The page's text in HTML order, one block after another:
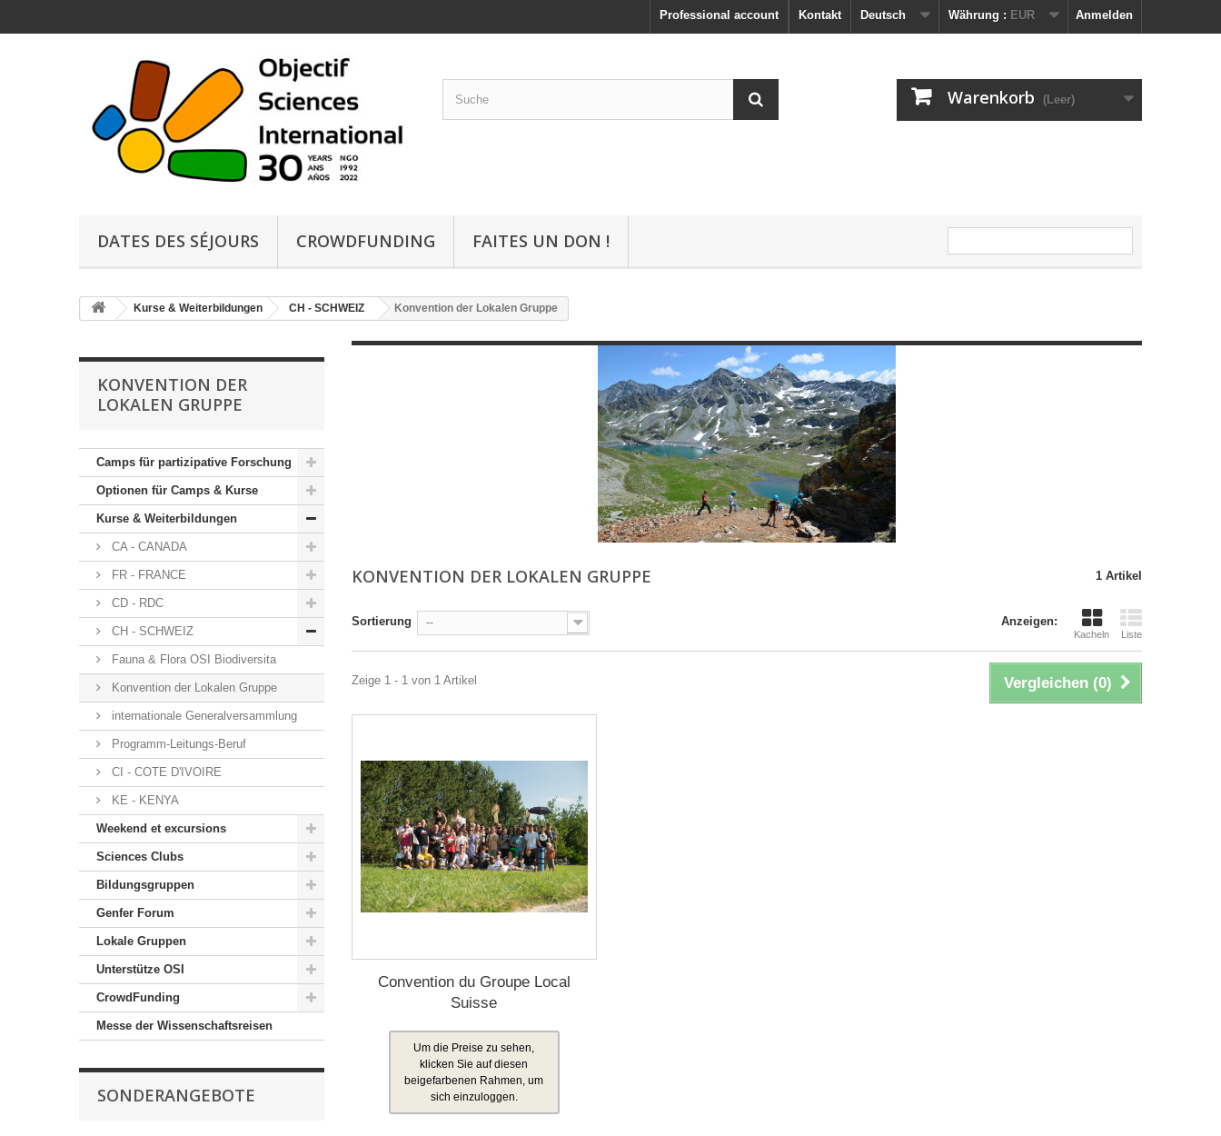
Anmelden
Währung : EUR
Deutsch
Kontakt
Professional account
Warenkorb (Leer)
DATES DES SÉJOURS CROWDFUNDING FAITES UN DON !
Kurse & Weiterbildungen CH - SCHWEIZ Konvention der Lokalen Gruppe
KONVENTION DER
LOKALEN GRUPPE
Camps für partizipative Forschung
Optionen für Camps & Kurse
Kurse & Weiterbildungen
CA - CANADA
FR - FRANCE
CD - RDC
CH - SCHWEIZ
Fauna & Flora OSI Biodiversita
Konvention der Lokalen Gruppe
internationale Generalversammlung
Programm-Leitungs-Beruf
CI - COTE D'IVOIRE
KE - KENYA
Weekend et excursions
Sciences Clubs
Bildungsgruppen
Genfer Forum
Lokale Gruppen
Unterstütze OSI
CrowdFunding
Messe der Wissenschaftsreisen
SONDERANGEBOTE
KONVENTION DER LOKALEN GRUPPE 1 Artikel
Anzeigen:
Kacheln Liste
Sortierung --
Vergleichen (0)
Zeige 1 - 1 von 1 Artikel
Convention du Groupe Local
Suisse
Um die Preise zu sehen,
klicken Sie auf diesen
beigefarbenen Rahmen, um
sich einzuloggen.